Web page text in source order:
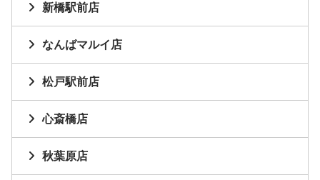
新橋駅前店
なんばマルイ店
松戸駅前店
心斎橋店
秋葉原店